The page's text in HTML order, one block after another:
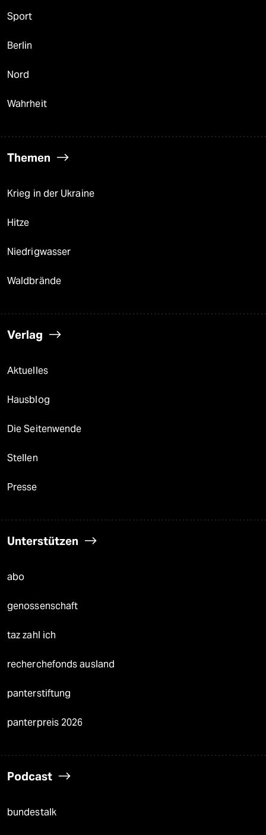
Sport
Berlin
Nord
Wahrheit
Themen
Krieg in der Ukraine
Hitze
Niedrigwasser
Waldbrände
Verlag
Aktuelles
Hausblog
Die Seitenwende
Stellen
Presse
Unterstützen
abo
genossenschaft
taz zahl ich
recherchefonds ausland
panterstiftung
panterpreis 2026
Podcast
bundestalk